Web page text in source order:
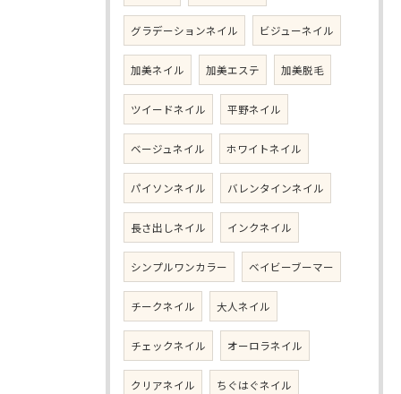
グラデーションネイル ビジューネイル
加美ネイル 加美エステ 加美脱毛
ツイードネイル 平野ネイル
ベージュネイル ホワイトネイル
パイソンネイル バレンタインネイル
長さ出しネイル インクネイル
シンプルワンカラー ベイビーブーマー
チークネイル 大人ネイル
チェックネイル オーロラネイル
クリアネイル ちぐはぐネイル